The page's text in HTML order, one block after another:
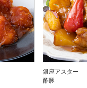
銀座アスター
酢豚